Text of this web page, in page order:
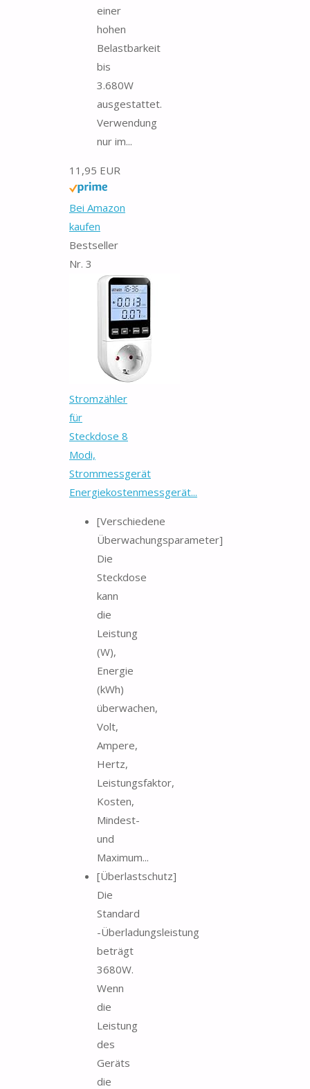
einer
hohen
Belastbarkeit
bis
3.680W
ausgestattet.
Verwendung
nur im...
11,95 EUR
Bei Amazon
kaufen
Bestseller
Nr. 3
Stromzähler
für
Steckdose 8
Modi,
Strommessgerät
Energiekostenmessgerät...
[Verschiedene
Überwachungsparameter]
Die
Steckdose
kann
die
Leistung
(W),
Energie
(kWh)
überwachen,
Volt,
Ampere,
Hertz,
Leistungsfaktor,
Kosten,
Mindest-
und
Maximum...
[Überlastschutz]
Die
Standard
-Überladungsleistung
beträgt
3680W.
Wenn
die
Leistung
des
Geräts
die